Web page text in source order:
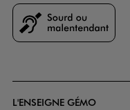
L'ENSEIGNE GÉMO